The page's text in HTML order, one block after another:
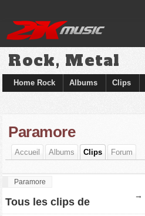
Rock, Metal
Home Rock Albums Clips
Paramore
Accueil Albums Clips Forum
Paramore
→
Tous les clips de